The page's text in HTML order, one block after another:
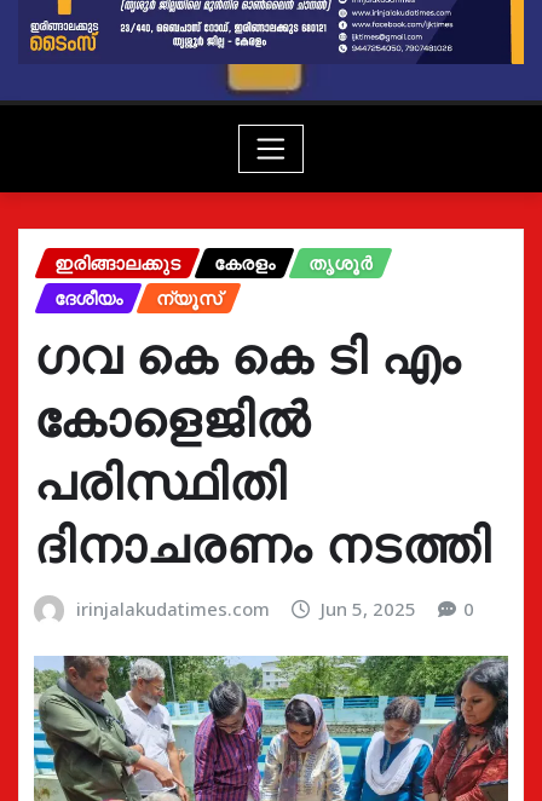
ഇരിങ്ങാലക്കുട കേരളം
തൃശൂർ
ദേശീയം
ന്യൂസ്
ഗവ കെ കെ ടി എം
കോളെജിൽ
പരിസ്ഥിതി
ദിനാചരണം നടത്തി
irinjalakudatimes.com Jun 5, 2025 0